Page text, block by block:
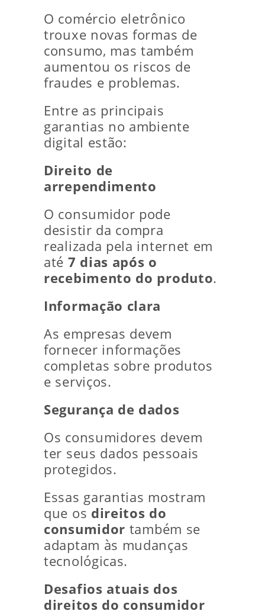
O comércio eletrônico
trouxe novas formas de
consumo, mas também
aumentou os riscos de
fraudes e problemas.
Entre as principais
garantias no ambiente
digital estão:
Direito de
arrependimento
O consumidor pode
desistir da compra
realizada pela internet em
até 7 dias após o
recebimento do produto.
Informação clara
As empresas devem
fornecer informações
completas sobre produtos
e serviços.
Segurança de dados
Os consumidores devem
ter seus dados pessoais
protegidos.
Essas garantias mostram
que os direitos do
consumidor também se
adaptam às mudanças
tecnológicas.
Desafios atuais dos
direitos do consumidor